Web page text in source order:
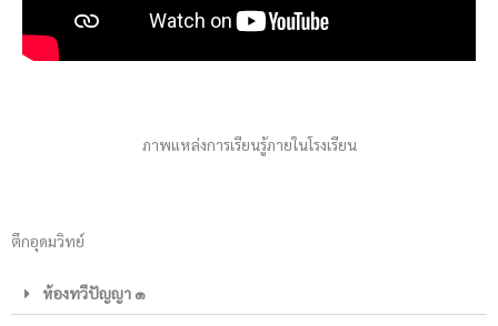
ภาพแหล่งการเรียนรู้ภายในโรงเรียน
ตึกอุดมวิทย์
ห้องทวีปัญญา ๑